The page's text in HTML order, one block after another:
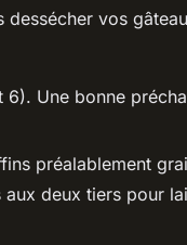
vos
Une bonne
préalablement
deux tiers pour